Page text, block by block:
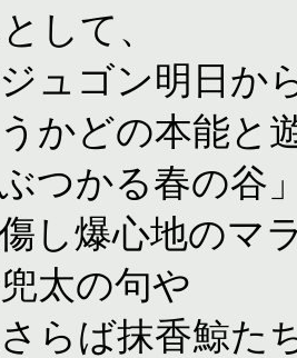
して、
ジュゴン明日か
うかどの本能と
ぶつかる春の谷
傷し爆心地のマ
太の句や
さらば抹香鯨